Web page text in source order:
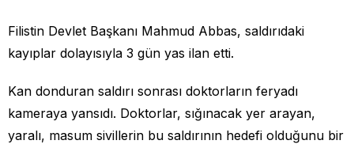
Filistin Devlet Başkanı Mahmud Abbas, saldırıdaki
kayıplar dolayısıyla 3 gün yas ilan etti.
Kan donduran saldırı sonrası doktorların feryadı
kameraya yansıdı. Doktorlar, sığınacak yer arayan,
yaralı, masum sivillerin bu saldırının hedefi olduğunu bir